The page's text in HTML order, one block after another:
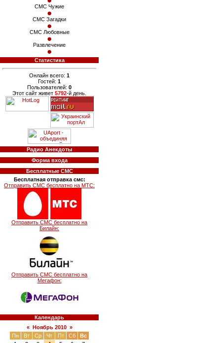
СМС Чужие
СМС Загадки
СМС Любовные
Развлечение
Статистика
Онлайн всего: 1
Гостей: 1
Пользователей: 0
Этот сайт живет 5792-й день.
Радио Анекдоты
Форма входа
Бесплатные СМС
Бесплатная отправка смс:
Отправить СМС бесплатно на МТС:
Отправить СМС бесплатно на
Билайн:
Отправить СМС бесплатно на
Мегафон:
Календарь
« Ноябрь 2010 »
Пн
Вт Ср Чт Пт Сб
Вс